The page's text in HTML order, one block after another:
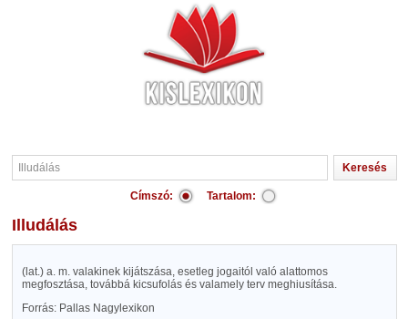
Címszó: Tartalom:
Illudálás
(lat.) a. m. valakinek kijátszása, esetleg jogaitól való alattomos
megfosztása, továbbá kicsufolás és valamely terv meghiusítása.
Forrás: Pallas Nagylexikon